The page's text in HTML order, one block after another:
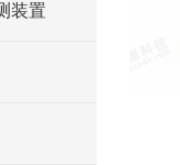
装置